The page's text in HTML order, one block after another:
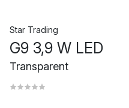
Star Trading
G9 3,9 W LED
Transparent